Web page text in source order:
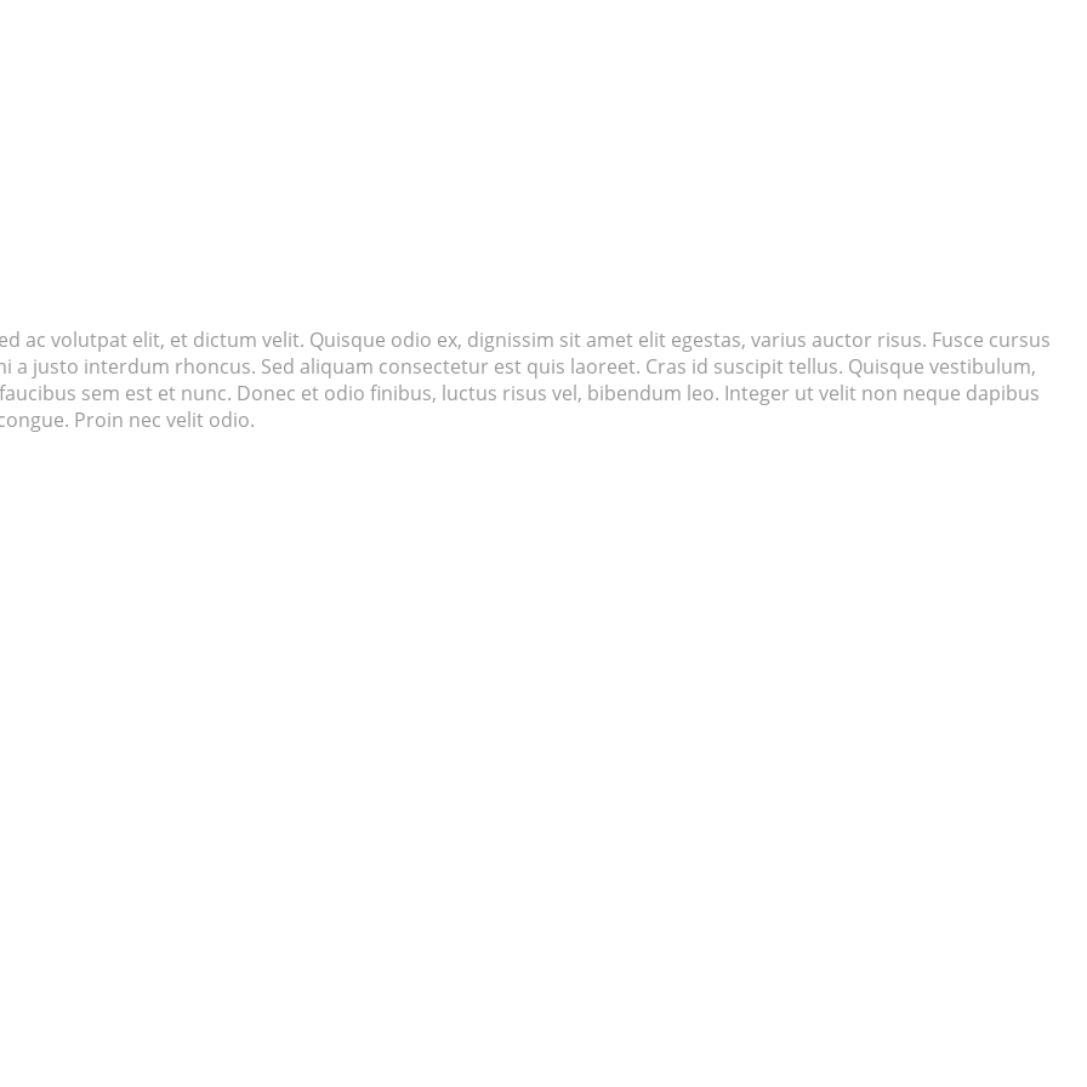
ac volutpat elit, et dictum velit. Quisque odio ex, dignissim sit amet elit egestas, varius auctor risus. Fusce cursus
justo interdum rhoncus. Sed aliquam consectetur est quis laoreet. Cras id suscipit tellus. Quisque vestibulum,
sem est et nunc. Donec et odio finibus, luctus risus vel, bibendum leo. Integer ut velit non neque dapibus
Proin nec velit odio.